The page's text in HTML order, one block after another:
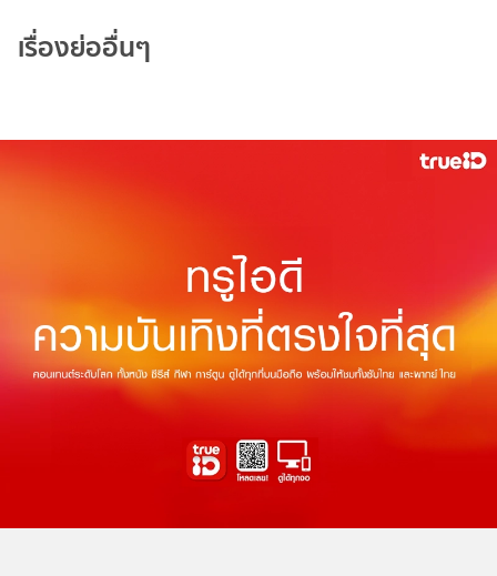
เรื่องย่ออื่นๆ